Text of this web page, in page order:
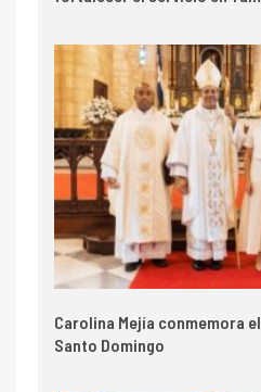
Carolina Mejía conmemora
Santo Domingo